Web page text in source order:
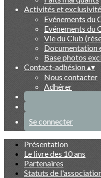
Activités et
Evénements du
Evénements du
Vie du Club
Documentation
Base photos
Contact-adhésion▴▾
Nous contacter
Adhérer
Se connecter
Présentation
Le livre des 10 ans
Partenaires
Statuts de